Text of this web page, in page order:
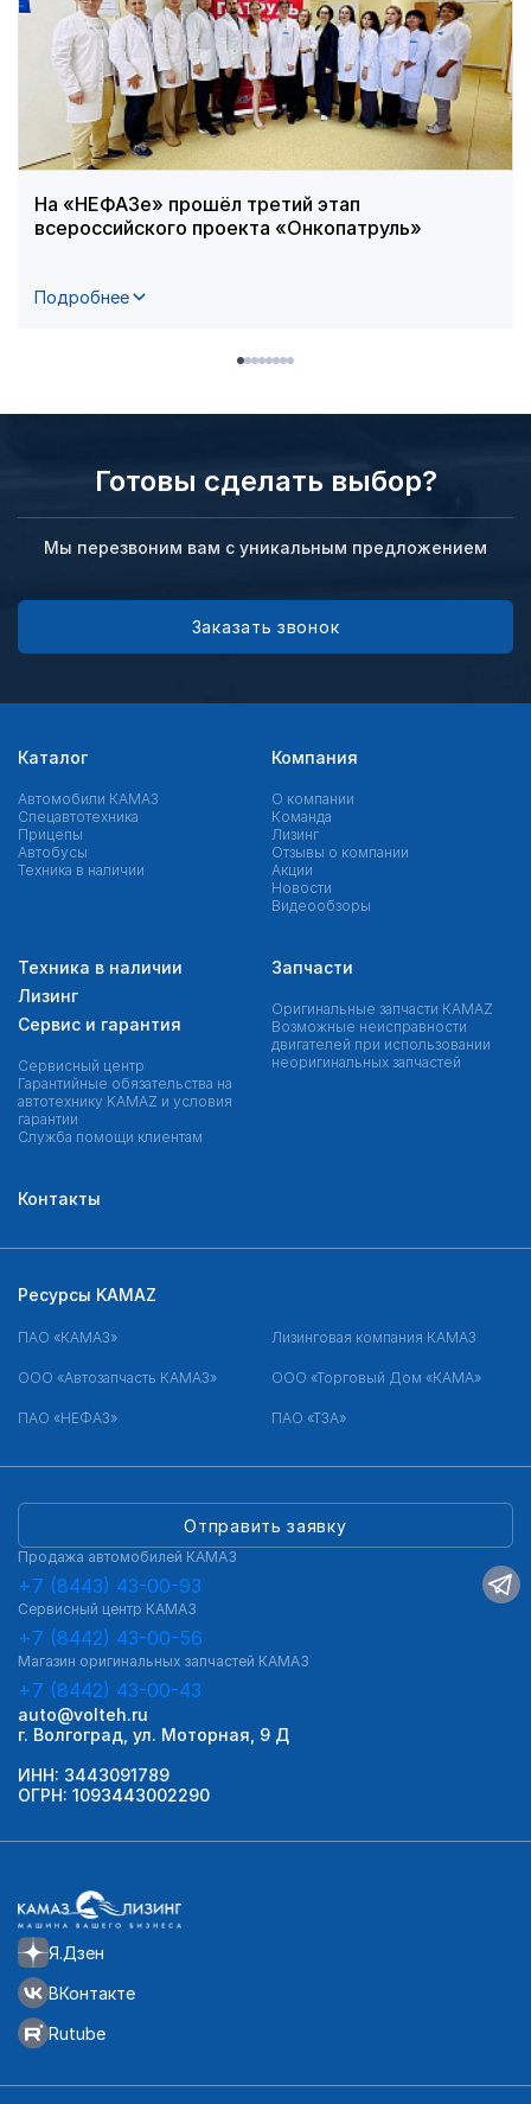
На «НЕФАЗе» прошёл третий этап
всероссийского проекта «Онкопатруль»
Подробнее
Готовы сделать выбор?
Мы перезвоним вам с уникальным предложением
Заказать звонок
Каталог
Автомобили КАМАЗ
Спецавтотехника
Прицепы
Автобусы
Техника в наличии
Компания
О компании
Команда
Лизинг
Отзывы о компании
Акции
Новости
Видеообзоры
Техника в наличии
Лизинг
Сервис и гарантия
Сервисный центр
Гарантийные обязательства на
автотехнику KAMAZ и условия
гарантии
Служба помощи клиентам
Запчасти
Оригинальные запчасти КAMAZ
Возможные неисправности
двигателей при использовании
неоригинальных запчастей
Контакты
Я.Дзен
ВКонтакте
Rutube
Отправить заявку
Продажа автомобилей КАМАЗ
+7 (8443) 43-00-93
Сервисный центр КАМАЗ
+7 (8442) 43-00-56
Магазин оригинальных запчастей КАМАЗ
+7 (8442) 43-00-43
auto@volteh.ru
г. Волгоград, ул. Моторная, 9 Д
ИНН: 3443091789
ОГРН: 1093443002290
Ресурсы KAMAZ
ПАО «КАМАЗ» Лизинговая компания КАМАЗ
ООО «Автозапчасть КАМАЗ» ООО «Торговый Дом «КАМА»
ПАО «НЕФАЗ» ПАО «ТЗА»